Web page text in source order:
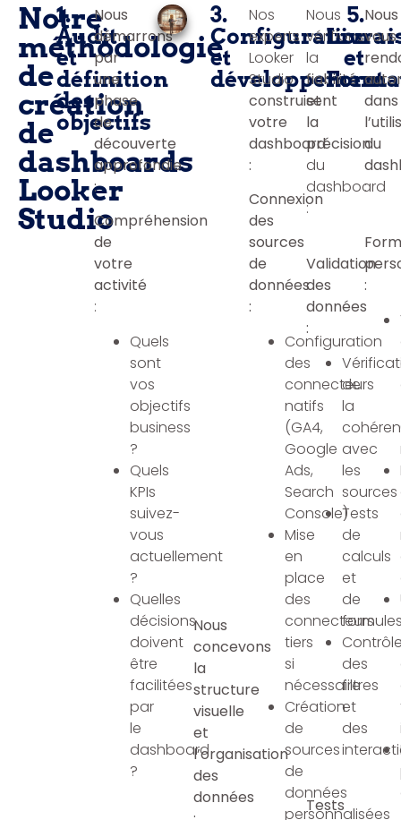
Notre
méthodologie
de
création
de
dashboards
Looker
Studio
1.
Audit
et
définition
des
objectifs
Nous
démarrons
par
une
phase
de
découverte
approfondie
:
Compréhension
de
votre
activité
:
Quels
sont
vos
objectifs
business
?
Quels
KPIs
suivez-
vous
actuellement
?
Quelles
décisions
doivent
être
facilitées
par
le
dashboard
?
Nous
concevons
la
structure
visuelle
et
l’organisation
des
données
3.
Configuration
et
développement
Nos
experts
Looker
Studio
construisent
votre
dashboard
:
Connexion
des
sources
de
données
:
Configuration
des
connecteurs
natifs
(GA4,
Google
Ads,
Search
Console)
Mise
en
place
des
connecteurs
tiers
si
nécessaire
Création
de
sources
de
données
personnalisées
Nous
vérifions
la
fiabilité
et
la
précision
du
dashboard
:
Validation
des
données
:
de
la
avec
les
sources
Tests
de
calculs
et
de
des
filtres
et
des
Tests
5.
et
Nous
vous
dans
du
:
: